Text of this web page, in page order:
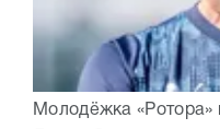
Молодёжка «Ротора»